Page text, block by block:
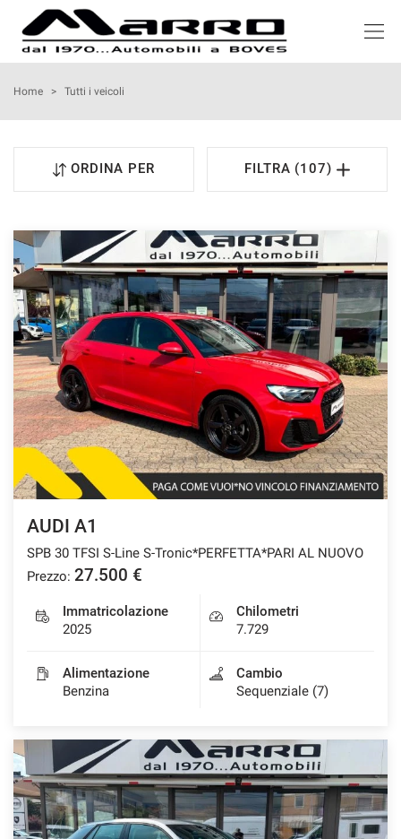
HOME
NOLEGGIO
ASSISTENZA
SERVIZI
RECENSIONI
CONTATTI
NEWS
AREA COMMERCIANTI
Home > Tutti i veicoli
ORDINA PER FILTRA (107)
AUDI A1
SPB 30 TFSI S-Line S-Tronic*PERFETTA*PARI AL NUOVO
Prezzo: 27.500 €
Immatricolazione
2025
Chilometri
7.729
Alimentazione
Benzina
Cambio
Sequenziale (7)